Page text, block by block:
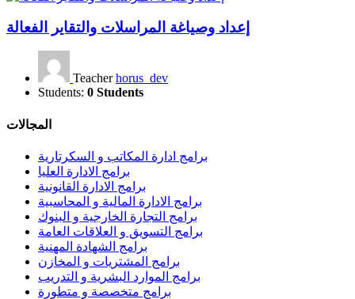
إعداد وصياغة المراسلات والتقاير الفعالة
Teacher horus_dev
Students: 0 Students
المجالات
برامج ادارة المكاتب و السكرتارية
برامج الادارة العليا
برامج الادارة القانونية
برامج الادارة المالية و المحاسبية
برامج التجارة الخارجية و البنوك
برامج التسويق و العلاقات العامة
برامج الشهادة المهنية
برامج المشتريات و المخازن
برامج الموارد البشرية و التدريب
برامج متخصصة و متطورة